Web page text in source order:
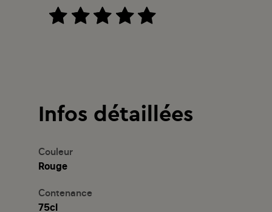
Infos détaillées
Couleur
Rouge
Contenance
75cl